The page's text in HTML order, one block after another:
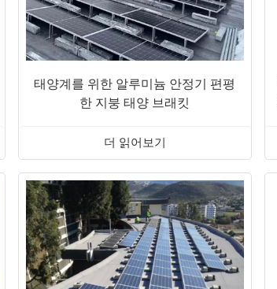
태양계를 위한 알루미늄 안정기 편평
한 지붕 태양 브래킷
더 읽어보기